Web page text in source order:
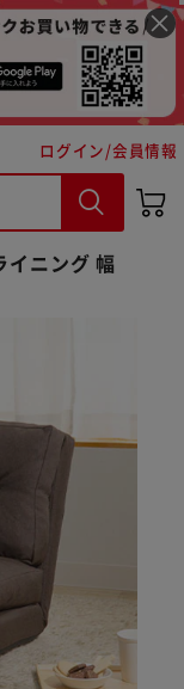
ログイン/会員情報
イニング 幅